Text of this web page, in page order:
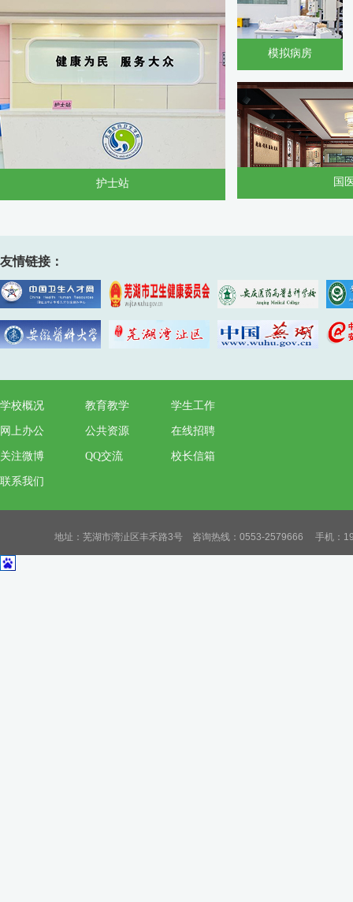
护士站
模拟病房
国
友情链接：
学校概况 教育教学 学生工作
网上办公 公共资源 在线招聘
关注微博 QQ交流 校长信箱
联系我们
地址：芜湖市湾沚区丰禾路3号 咨询热线：0553-2579666 手机：